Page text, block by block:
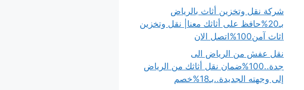
شركة نقل وتخزين أثاث بالرياض
بـ20%حافظ على أثاثك معنا| نقل وتخزين
اثاث آمن100%اتصل الان
نقل عفش من الرياض الى
جدة..100%ضمان نقل أثاثك من الرياض
إلى وجهته الجديدة..بـ18%خصم